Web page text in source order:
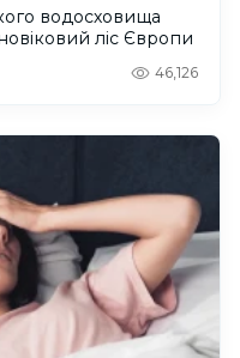
водосховища
ліс Європи
46,126